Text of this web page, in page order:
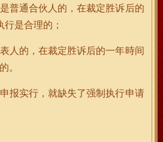
普通合伙人的，在裁定胜诉后的
是合理的；
人的，在裁定胜诉后的一年時间
。
报实行，就缺失了强制执行申请